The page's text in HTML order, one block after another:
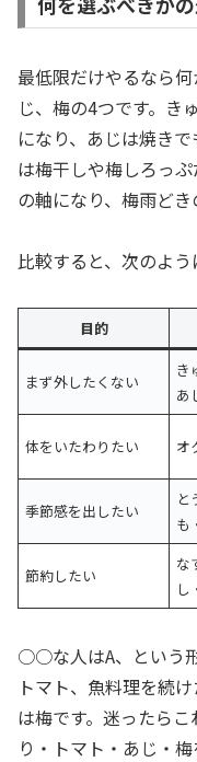
最低限だけやるなら
じ、梅の4つです。き
になり、あじは焼き
は梅干しや梅しろっ
の軸になり、梅雨どき
比較すると、次のよう
目的
まず外したくない
き
あ
体をいたわりたい オ
季節感を出したい
と
も
節約したい
な
し
○○な人はA、という
トマト、魚料理を続
は梅です。迷ったら
り・トマト・あじ・